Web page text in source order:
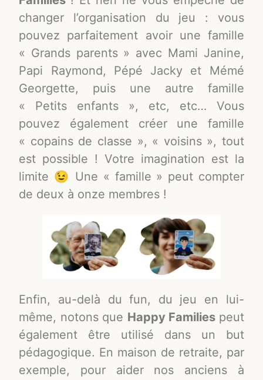
changer l’organisation du jeu : vous
pouvez parfaitement avoir une famille
« Grands parents » avec Mami Janine,
Papi Raymond, Pépé Jacky et Mémé
Georgette, puis une autre famille
« Petits enfants », etc, etc… Vous
pouvez également créer une famille
« copains de classe », « voisins », tout
est possible ! Votre imagination est la
limite 😉 Une « famille » peut compter
de deux à onze membres !
Enfin, au-delà du fun, du jeu en lui-
même, notons que Happy Families peut
également être utilisé dans un but
pédagogique. En maison de retraite, par
exemple, pour aider nos anciens à